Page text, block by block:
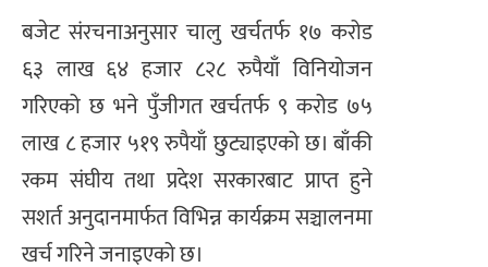
बजेट संरचनाअनुसार चालु खर्चतर्फ १७ करोड
६३ लाख ६४ हजार ८२८ रुपैयाँ विनियोजन
गरिएको छ भने पुँजीगत खर्चतर्फ ९ करोड ७५
लाख ८ हजार ५१९ रुपैयाँ छुट्याइएको छ। बाँकी
रकम संघीय तथा प्रदेश सरकारबाट प्राप्त हुने
सशर्त अनुदानमार्फत विभिन्न कार्यक्रम सञ्चालनमा
खर्च गरिने जनाइएको छ।